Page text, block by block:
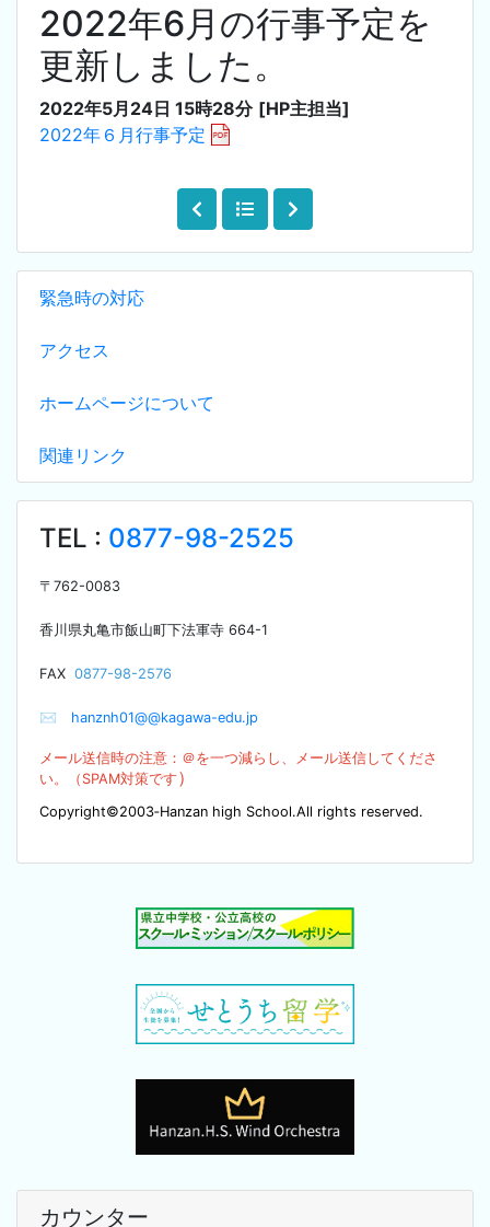
緊急時の対応
アクセス
ホームページについて
関連リンク
TEL : 0877-98-2525
〒 762-0083
香川県丸亀市飯山町下法軍寺 664-1
FAX 0877-98-2576
✉ hanznh01@@kagawa-edu.jp
メール送信時の注意：＠を一つ減らし、メール送信してくださ
い。（SPAM対策です ）
Copyright©2003‐Hanzan high School.All rights reserved.
カウンター
2022年6月の行事予定を
更新しました。
2022年5月24日 15時28分 [HP主担当]
2022年６月行事予定